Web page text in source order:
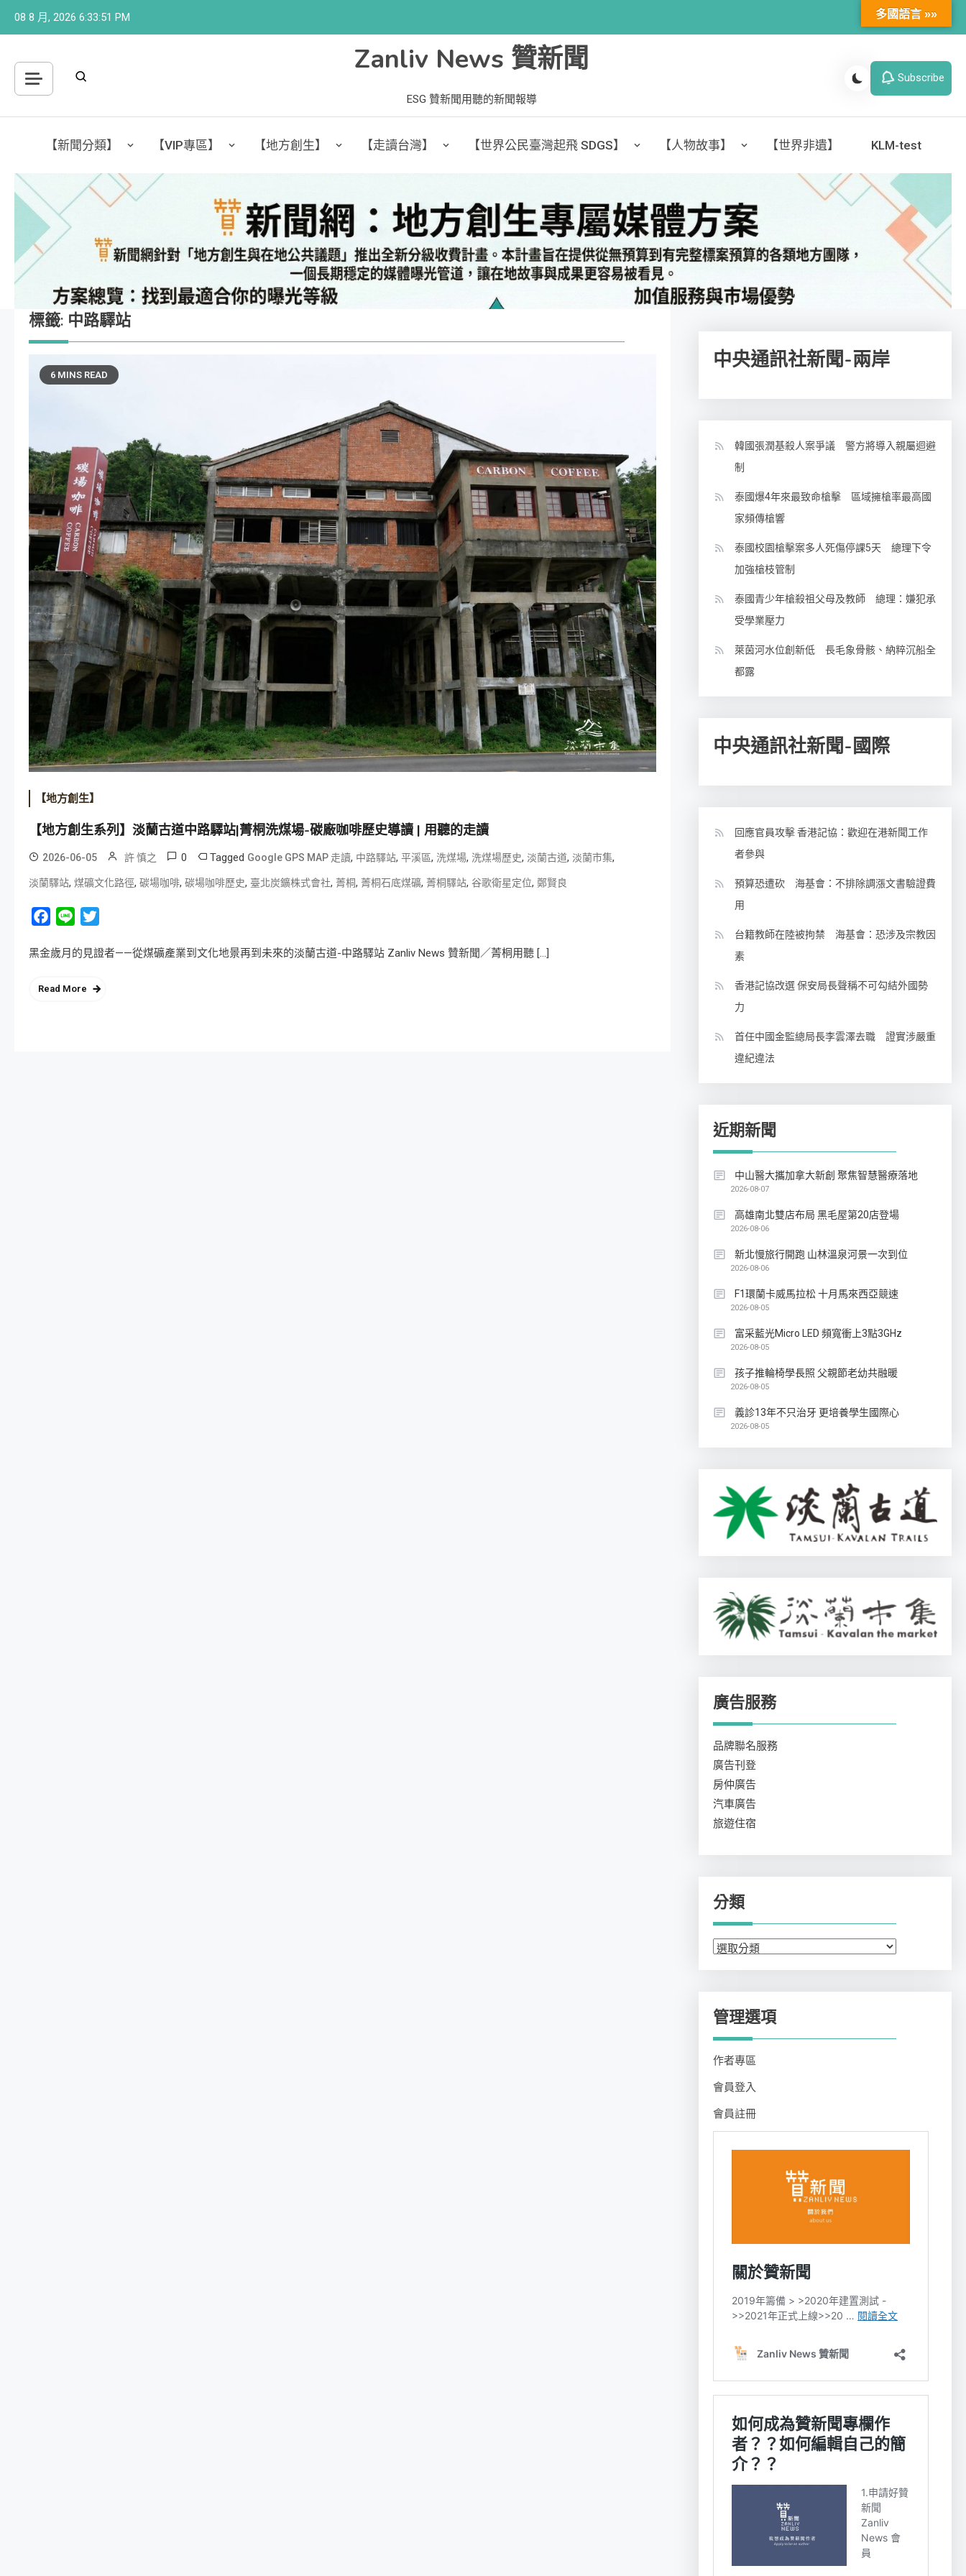
08 8 月, 2026 6:33:52 PM
Zanliv News 贊新聞
ESG 贊新聞用聽的新聞報導
Subscribe
【新聞分類】 【VIP專區】 【地方創生】 【走讀台灣】 【世界公民臺灣起飛 SDGS】 【人物故事】 【世界非遺】 KLM-test
標籤: 中路驛站
6 MINS READ
【地方創生】
【地方創生系列】淡蘭古道中路驛站|菁桐洗煤場-碳廠咖啡歷史導讀 | 用聽的走讀
2026-06-05 許 慎之 0 Tagged Google GPS MAP 走讀, 中路驛站, 平溪區, 洗煤場, 洗煤場歷史, 淡蘭古道, 淡蘭市集,
淡蘭驛站, 煤礦文化路徑, 碳場咖啡, 碳場咖啡歷史, 臺北炭鑛株式會社, 菁桐, 菁桐石底煤礦, 菁桐驛站, 谷歌衛星定位, 鄭賢良
Facebook
Line
黑金歲月的見證者——從煤礦產業到文化地景再到未來的淡蘭古道-中路驛站 Zanliv News 贊新聞／菁桐用聽 […]
Read More
中央通訊社新聞-兩岸
韓國張潤基殺人案爭議 警方將導入親屬迴避
制
泰國爆4年來最致命槍擊 區域擁槍率最高國
家頻傳槍響
泰國校園槍擊案多人死傷停課5天 總理下令
加強槍枝管制
泰國青少年槍殺祖父母及教師 總理：嫌犯承
受學業壓力
萊茵河水位創新低 長毛象骨骸、納粹沉船全
都露
中央通訊社新聞-國際
回應官員攻擊 香港記協：歡迎在港新聞工作
者參與
預算恐遭砍 海基會：不排除調漲文書驗證費
用
台籍教師在陸被拘禁 海基會：恐涉及宗教因
素
香港記協改選 保安局長聲稱不可勾結外國勢
力
首任中國金監總局長李雲澤去職 證實涉嚴重
違紀違法
近期新聞
中山醫大攜加拿大新創 聚焦智慧醫療落地
2026-08-07
高雄南北雙店布局 黑毛屋第20店登場
2026-08-06
新北慢旅行開跑 山林溫泉河景一次到位
2026-08-06
F1環蘭卡威馬拉松 十月馬來西亞競速
2026-08-05
富采藍光Micro LED 頻寬衝上3點3GHz
2026-08-05
孩子推輪椅學長照 父親節老幼共融暖
2026-08-05
義診13年不只治牙 更培養學生國際心
2026-08-05
廣告服務
品牌聯名服務
廣告刊登
房仲廣告
汽車廣告
旅遊住宿
分類
分
管理選項
作者專區
會員登入
會員註冊
多國語言 »»